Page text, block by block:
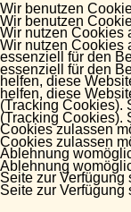
Wir benutzen
Wir nutzen Cookies
essenziell für den
helfen, diese
(Tracking Cookies).
Cookies zulassen
Ablehnung
Seite zur Verfügung
Wir benutzen
Wir nutzen Cookies
essenziell für den
helfen, diese
(Tracking Cookies).
Cookies zulassen
Ablehnung
Seite zur Verfügung